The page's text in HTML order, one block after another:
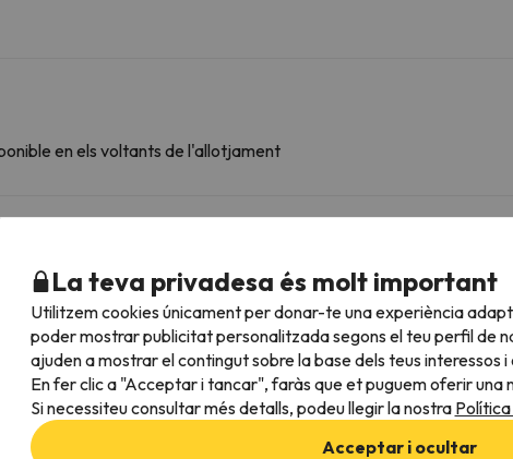
en els voltants de l'allotjament
mascotes. Per consultar les vostres condicions és
mascota.
d'esquí properes
2000
La teva privadesa és molt important
Utilitzem cookies únicament per donar-te una experiència
poder mostrar publicitat personalitzada segons el teu perfil de
ajuden a mostrar el contingut sobre la base dels teus interessos
En fer clic a "Acceptar i tancar", faràs que et puguem oferir una
Si necessiteu consultar més detalls, podeu llegir la nostra
Acceptar i ocultar